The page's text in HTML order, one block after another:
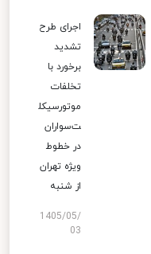
اجرای طرح
تشدید
برخورد با
تخلفات
موتورسیکل
ت‌سواران
در خطوط
ویژه تهران
از شنبه
1405/05/
03